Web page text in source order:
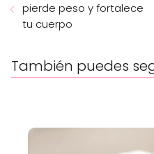
pierde peso y fortalece
tu cuerpo
También puedes